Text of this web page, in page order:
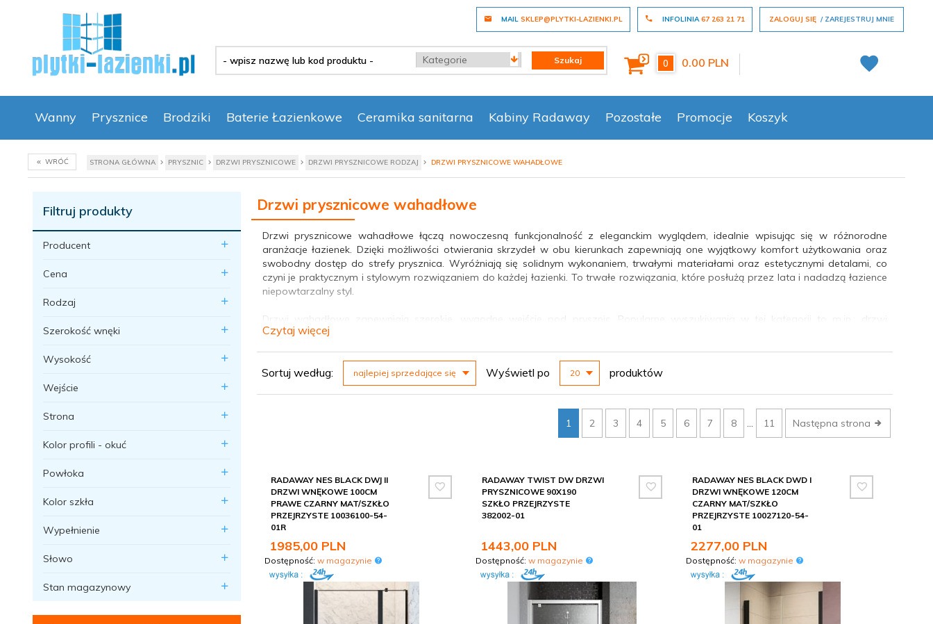
MAIL SKLEP@PLYTKI-LAZIENKI.PL INFOLINIA67 263 21 71 ZALOGUJ SIĘ ZAREJESTRUJ MNIE
wpisz
lub
kod
produktu
-
categories_searcher Szukaj 0 0.00 PLN
Wanny Prysznice Brodziki Baterie Łazienkowe Ceramika sanitarna Kabiny Radaway Pozostałe Promocje Koszyk
WRÓĆ STRONA GŁÓWNA PRYSZNIC DRZWI PRYSZNICOWE DRZWI PRYSZNICOWE RODZAJ DRZWI PRYSZNICOWE WAHADŁOWE
Filtruj produkty
Producent
Cena
Rodzaj
Szerokość wnęki
Wysokość
Wejście
Strona
Kolor profili - okuć
Powłoka
Kolor szkła
Wypełnienie
Słowo
Stan magazynowy
Drzwi prysznicowe wahadłowe
Drzwi prysznicowe wahadłowe łączą nowoczesną funkcjonalność z eleganckim wyglądem, idealnie wpisując się w różnorodne
aranżacje łazienek. Dzięki możliwości otwierania skrzydeł w obu kierunkach zapewniają one wyjątkowy komfort użytkowania oraz
swobodny dostęp do strefy prysznica. Wyróżniają się solidnym wykonaniem, trwałymi materiałami oraz estetycznymi detalami, co
czyni je praktycznym i stylowym rozwiązaniem do każdej łazienki. To trwałe rozwiązania, które posłużą przez lata i nadadzą łazience
niepowtarzalny styl.
Drzwi wahadłowe zapewniają szerokie, wygodne wejście pod prysznic. Popularne wyszukiwania w tej kategorii to m.in.: drzwi
prysznicowe wahadłowe, drzwi prysznicowe do wnęki. Szkło hartowane jest bezpieczne i odporne na uszkodzenia, a powłoka
Większość modeli oferuje regulację montażu, która pozwala wyrównać drobne nierówności ścian i zapewnić szczelność. Drzwi można
łączyć ze ściankami bocznymi, tworząc kabinę dopasowaną do wymiarów wnęki. Wybierając drzwi prysznicowe, zwróć uwagę na
W ofercie znajdziesz drzwi renomowanych producentów, m.in. Radaway, a także ścianki i akcesoria montażowe. Pomożemy dobrać
Czytaj więcej
Sortuj według: najlepiej sprzedające się Wyświetl po 20 produktów
1 2 3 4 5 6 7 8 ... 11 Następna strona
RADAWAY NES BLACK DWJ II
DRZWI WNĘKOWE 100CM
PRAWE CZARNY MAT/SZKŁO
PRZEJRZYSTE 10036100-54-
01R
1985,00 PLN
Dostępność: w magazynie
RADAWAY TWIST DW DRZWI
PRYSZNICOWE 90X190
SZKŁO PRZEJRZYSTE
382002-01
1443,00 PLN
Dostępność: w magazynie
RADAWAY NES BLACK DWD I
DRZWI WNĘKOWE 120CM
CZARNY MAT/SZKŁO
PRZEJRZYSTE 10027120-54-
01
2277,00 PLN
Dostępność:w magazynie